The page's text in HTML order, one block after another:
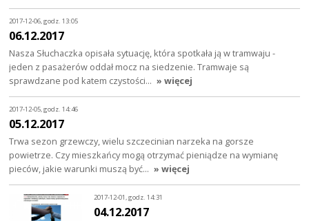
2017-12-06, godz. 13:05
06.12.2017
Nasza Słuchaczka opisała sytuację, która spotkała ją w tramwaju -
jeden z pasażerów oddał mocz na siedzenie. Tramwaje są
sprawdzane pod katem czystości… » więcej
2017-12-05, godz. 14:46
05.12.2017
Trwa sezon grzewczy, wielu szczecinian narzeka na gorsze
powietrze. Czy mieszkańcy mogą otrzymać pieniądze na wymianę
pieców, jakie warunki muszą być… » więcej
2017-12-01, godz. 14:31
04.12.2017